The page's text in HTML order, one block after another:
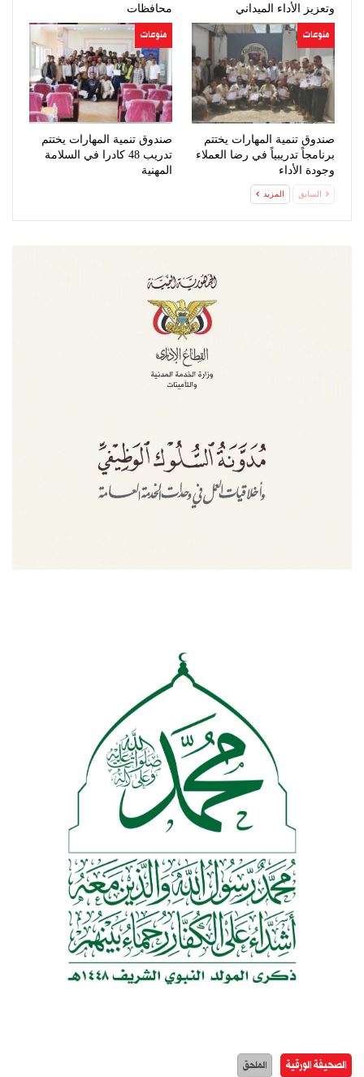
وتعزيز الأداء الميداني محافظات
منوعات
صندوق تنمية المهارات يختتم
برنامجاً تدريبياً في رضا العملاء
وجودة الأداء
منوعات
صندوق تنمية المهارات يختتم
تدريب 48 كادرا في السلامة
المهنية
السابق المزيد
الصحيفة الورقية الملحق